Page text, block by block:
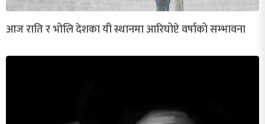
आज राति र भोलि देशका यी स्थानमा आरिघोप्टे वर्षाको सम्भावना